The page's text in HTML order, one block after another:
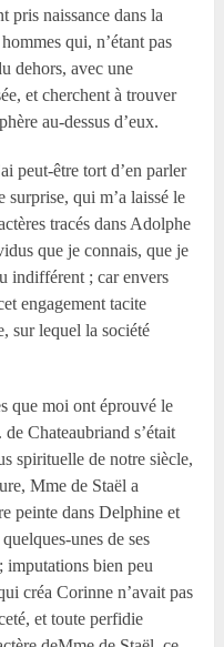
pris naissance dans la
qui, n’étant pas
dehors, avec une
et cherchent à trouver
au-dessus d’eux.
peut-être tort d’en parler
surprise, qui m’a laissé le
tracés dans Adolphe
que je connais, que je
indifférent ; car envers
engagement tacite
sur lequel la société
que moi ont éprouvé le
Chateaubriand s’était
spirituelle de notre siècle,
Mme de Staël a
peinte dans Delphine et
unes de ses
imputations bien peu
créa Corinne n’avait pas
et toute perfidie